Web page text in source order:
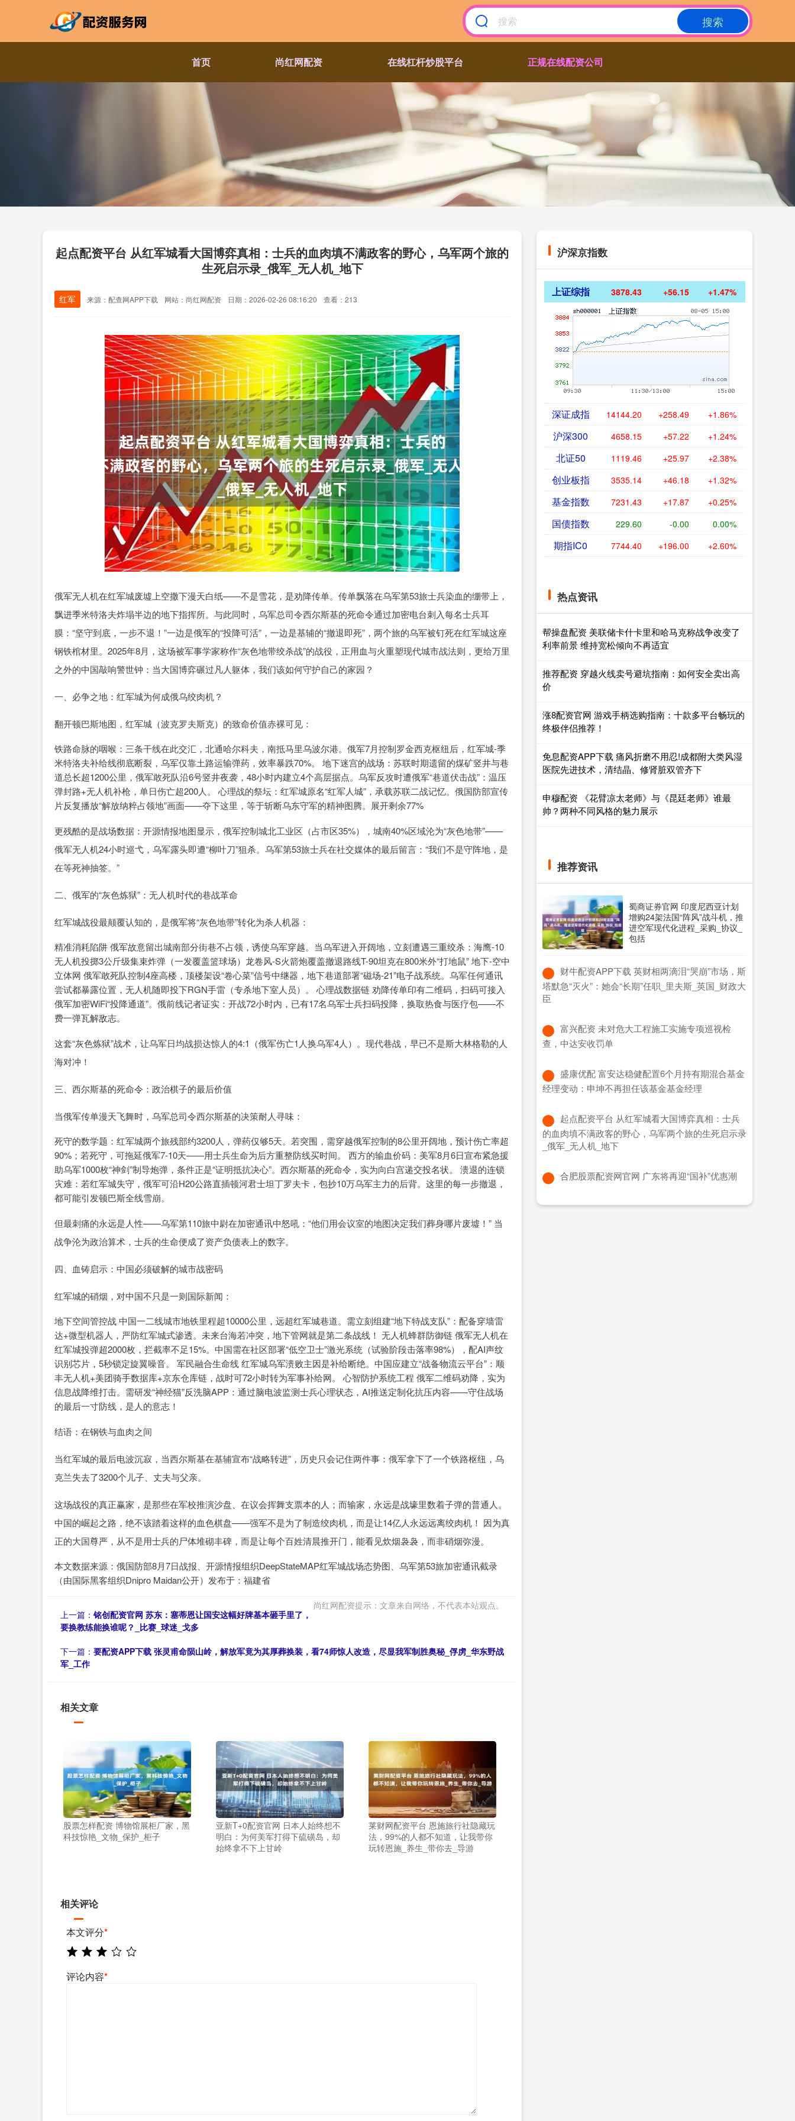
搜索
首页 尚红网配资 在线杠杆炒股平台 正规在线配资公司
起点配资平台 从红军城看大国博弈真相：士兵的血肉填不满政客的野心，乌军两个旅的
生死启示录_俄军_无人机_地下
红军 来源：配查网APP下载 网站：尚红网配资 日期：2026-02-26 08:16:20 查看：213
俄军无人机在红军城废墟上空撒下漫天白纸——不是雪花，是劝降传单。传单飘落在乌军第53旅士兵染血的绷带上，
飘进季米特洛夫炸塌半边的地下指挥所。与此同时，乌军总司令西尔斯基的死命令通过加密电台刺入每名士兵耳
膜：“坚守到底，一步不退！”一边是俄军的“投降可活”，一边是基辅的“撤退即死”，两个旅的乌军被钉死在红军城这座
钢铁棺材里。2025年8月，这场被军事学家称作“灰色地带绞杀战”的战役，正用血与火重塑现代城市战法则，更给万里
之外的中国敲响警世钟：当大国博弈碾过凡人躯体，我们该如何守护自己的家园？
一、必争之地：红军城为何成俄乌绞肉机？
翻开顿巴斯地图，红军城（波克罗夫斯克）的致命价值赤裸可见：
铁路命脉的咽喉：三条干线在此交汇，北通哈尔科夫，南抵马里乌波尔港。俄军7月控制罗金西克枢纽后，红军城-季
米特洛夫补给线彻底断裂，乌军仅靠土路运输弹药，效率暴跌70%。 地下迷宫的战场：苏联时期遗留的煤矿竖井与巷
道总长超1200公里，俄军敢死队沿6号竖井夜袭，48小时内建立4个高层据点。乌军反攻时遭俄军“巷道伏击战”：温压
弹封路+无人机补枪，单日伤亡超200人。 心理战的祭坛：红军城原名“红军人城”，承载苏联二战记忆。俄国防部宣传
片反复播放“解放纳粹占领地”画面——夺下这里，等于斩断乌东守军的精神图腾。展开剩余77%
更残酷的是战场数据：开源情报地图显示，俄军控制城北工业区（占市区35%），城南40%区域沦为“灰色地带”——
俄军无人机24小时巡弋，乌军露头即遭“柳叶刀”狙杀。乌军第53旅士兵在社交媒体的最后留言：“我们不是守阵地，是
在等死神抽签。”
二、俄军的“灰色炼狱”：无人机时代的巷战革命
红军城战役最颠覆认知的，是俄军将“灰色地带”转化为杀人机器：
精准消耗陷阱 俄军故意留出城南部分街巷不占领，诱使乌军穿越。当乌军进入开阔地，立刻遭遇三重绞杀：海鹰-10
无人机投掷3公斤级集束炸弹（一发覆盖篮球场）龙卷风-S火箭炮覆盖撤退路线T-90坦克在800米外“打地鼠” 地下-空中
立体网 俄军敢死队控制4座高楼，顶楼架设“卷心菜”信号中继器，地下巷道部署“磁场-21”电子战系统。乌军任何通讯
尝试都暴露位置，无人机随即投下RGN手雷（专杀地下室人员）。 心理战数据链 劝降传单印有二维码，扫码可接入
俄军加密WiFi“投降通道”。俄前线记者证实：开战72小时内，已有17名乌军士兵扫码投降，换取热食与医疗包——不
费一弹瓦解敌志。
这套“灰色炼狱”战术，让乌军日均战损达惊人的4:1（俄军伤亡1人换乌军4人）。现代巷战，早已不是斯大林格勒的人
海对冲！
三、西尔斯基的死命令：政治棋子的最后价值
当俄军传单漫天飞舞时，乌军总司令西尔斯基的决策耐人寻味：
死守的数学题：红军城两个旅残部约3200人，弹药仅够5天。若突围，需穿越俄军控制的8公里开阔地，预计伤亡率超
90%；若死守，可拖延俄军7-10天——用士兵生命为后方重整防线买时间。 西方的输血价码：美军8月6日宣布紧急援
助乌军1000枚“神剑”制导炮弹，条件正是“证明抵抗决心”。西尔斯基的死命令，实为向白宫递交投名状。 溃退的连锁
灾难：若红军城失守，俄军可沿H20公路直插顿河君士坦丁罗夫卡，包抄10万乌军主力的后背。这里的每一步撤退，
都可能引发顿巴斯全线雪崩。
但最刺痛的永远是人性——乌军第110旅中尉在加密通讯中怒吼：“他们用会议室的地图决定我们葬身哪片废墟！” 当
战争沦为政治算术，士兵的生命便成了资产负债表上的数字。
四、血铸启示：中国必须破解的城市战密码
红军城的硝烟，对中国不只是一则国际新闻：
地下空间管控战 中国一二线城市地铁里程超10000公里，远超红军城巷道。需立刻组建“地下特战支队”：配备穿墙雷
达+微型机器人，严防红军城式渗透。未来台海若冲突，地下管网就是第二条战线！ 无人机蜂群防御链 俄军无人机在
红军城投弹超2000枚，拦截率不足15%。中国需在社区部署“低空卫士”激光系统（试验阶段击落率98%），配AI声纹
识别芯片，5秒锁定旋翼噪音。 军民融合生命线 红军城乌军溃败主因是补给断绝。中国应建立“战备物流云平台”：顺
丰无人机+美团骑手数据库+京东仓库链，战时可72小时转为军事补给网。 心智防护系统工程 俄军二维码劝降，实为
信息战降维打击。需研发“神经猫”反洗脑APP：通过脑电波监测士兵心理状态，AI推送定制化抗压内容——守住战场
的最后一寸防线，是人的意志！
结语：在钢铁与血肉之间
当红军城的最后电波沉寂，当西尔斯基在基辅宣布“战略转进”，历史只会记住两件事：俄军拿下了一个铁路枢纽，乌
克兰失去了3200个儿子、丈夫与父亲。
这场战役的真正赢家，是那些在军校推演沙盘、在议会挥舞支票本的人；而输家，永远是战壕里数着子弹的普通人。
中国的崛起之路，绝不该踏着这样的血色棋盘——强军不是为了制造绞肉机，而是让14亿人永远远离绞肉机！ 因为真
正的大国尊严，从不是用士兵的尸体堆砌丰碑，而是让每个百姓清晨推开门，能看见炊烟袅袅，而非硝烟弥漫。
本文数据来源：俄国防部8月7日战报、开源情报组织DeepStateMAP红军城战场态势图、乌军第53旅加密通讯截录
（由国际黑客组织Dnipro Maidan公开）发布于：福建省
尚红网配资提示：文章来自网络，不代表本站观点。
上一篇： 铭创配资官网 苏东：塞蒂恩让国安这幅好牌基本砸手里了，
要换教练能换谁呢？_比赛_球迷_戈多
下一篇： 要配资APP下载 张灵甫命陨山岭，解放军竟为其厚葬换装，看74师惊人改造，尽显我军制胜奥秘_俘虏_华东野战
军_工作
相关文章
股票怎样配资 博物馆展柜厂家，黑
科技惊艳_文物_保护_柜子
亚新T+0配资官网 日本人始终想不
明白：为何美军打得下硫磺岛，却
始终拿不下上甘岭
莱财网配资平台 恩施旅行社隐藏玩
法，99%的人都不知道，让我带你
玩转恩施_养生_带你去_导游
相关评论
本文评分*
评论内容*
沪深京指数
上证综指 3878.43 +56.15 +1.47%
深证成指 14144.20 +258.49 +1.86%
沪深300 4658.15 +57.22 +1.24%
北证50 1119.46 +25.97 +2.38%
创业板指 3535.14 +46.18 +1.32%
基金指数 7231.43 +17.87 +0.25%
国债指数 229.60 -0.00 0.00%
期指IC0 7744.40 +196.00 +2.60%
热点资讯
帮操盘配资 美联储卡什卡里和哈马克称战争改变了
利率前景 维持宽松倾向不再适宜
推荐配资 穿越火线卖号避坑指南：如何安全卖出高
价
涨8配资官网 游戏手柄选购指南：十款多平台畅玩的
终极伴侣推荐！
免息配资APP下载 痛风折磨不用忍!成都附大类风湿
医院先进技术，清结晶、修肾脏双管齐下
申穆配资 《花臂凉太老师》与《昆廷老师》谁最
帅？两种不同风格的魅力展示
推荐资讯
蜀商证券官网 印度尼西亚计划
增购24架法国“阵风”战斗机，推
进空军现代化进程_采购_协议_
包括
​财牛配资APP下载 英财相两滴泪“哭崩”市场，斯
塔默急“灭火”：她会“长期”任职_里夫斯_英国_财政大
臣
​富兴配资 未对危大工程施工实施专项巡视检
查，中达安收罚单
​盛康优配 富安达稳健配置6个月持有期混合基金
经理变动：申坤不再担任该基金基金经理
​起点配资平台 从红军城看大国博弈真相：士兵
的血肉填不满政客的野心，乌军两个旅的生死启示录
_俄军_无人机_地下
​合肥股票配资网官网 广东将再迎“国补”优惠潮